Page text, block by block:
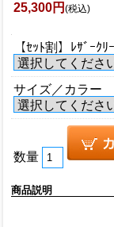
25,300円 (税込)
【ｾｯﾄ割】ﾚｻﾞｰｸ
サイズ／カラー
数量
商品説明